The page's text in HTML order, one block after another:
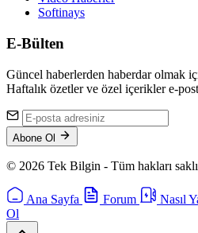
Softinays
E-Bülten
Güncel haberlerden haberdar olmak
Haftalık özetler ve özel içerikler e-
Abone Ol
© 2026 Tek Bilgin - Tüm hakları
Ana Sayfa Forum Nasıl
Ol